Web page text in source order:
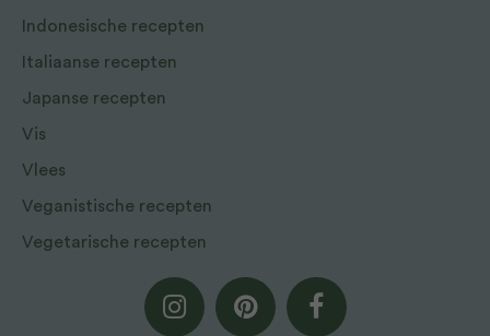
Indonesische recepten
Italiaanse recepten
Japanse recepten
Vis
Vlees
Veganistische recepten
Vegetarische recepten